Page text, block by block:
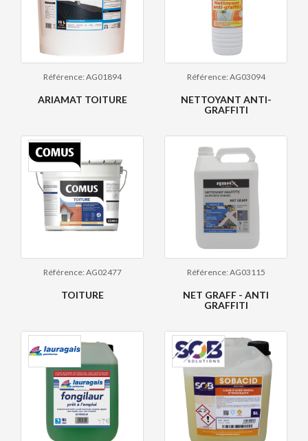
Référence: AG01894
ARIAMAT TOITURE
Référence: AG03094
NETTOYANT ANTI-
GRAFFITI
Référence: AG02477
TOITURE
Référence: AG03115
NET GRAFF - ANTI
GRAFFITI